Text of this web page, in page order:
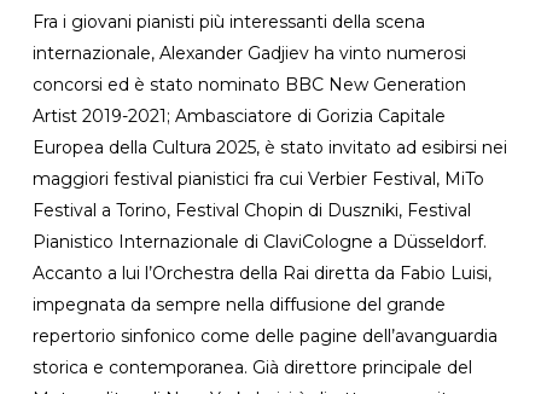
Fra i giovani pianisti più interessanti della scena
internazionale, Alexander Gadjiev ha vinto numerosi
concorsi ed è stato nominato BBC New Generation
Artist 2019-2021; Ambasciatore di Gorizia Capitale
Europea della Cultura 2025, è stato invitato ad esibirsi nei
maggiori festival pianistici fra cui Verbier Festival, MiTo
Festival a Torino, Festival Chopin di Duszniki, Festival
Pianistico Internazionale di ClaviCologne a Düsseldorf.
Accanto a lui l’Orchestra della Rai diretta da Fabio Luisi,
impegnata da sempre nella diffusione del grande
repertorio sinfonico come delle pagine dell’avanguardia
storica e contemporanea. Già direttore principale del